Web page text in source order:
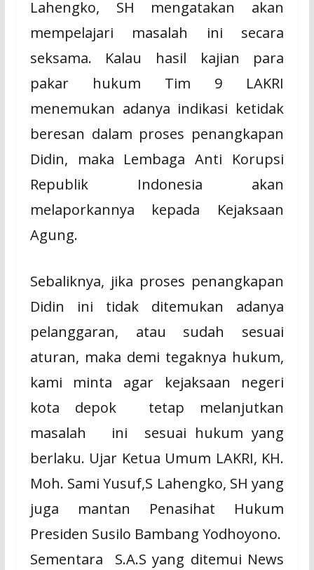
Lahengko, SH mengatakan akan
mempelajari masalah ini secara
seksama. Kalau hasil kajian para
pakar hukum Tim 9 LAKRI
menemukan adanya indikasi ketidak
beresan dalam proses penangkapan
Didin, maka Lembaga Anti Korupsi
Republik Indonesia akan
melaporkannya kepada Kejaksaan
Agung.
Sebaliknya, jika proses penangkapan
Didin ini tidak ditemukan adanya
pelanggaran, atau sudah sesuai
aturan, maka demi tegaknya hukum,
kami minta agar kejaksaan negeri
kota depok
tetap melanjutkan
masalah
ini
sesuai hukum yang
berlaku. Ujar Ketua Umum LAKRI, KH.
Moh. Sami Yusuf,S Lahengko, SH yang
juga mantan Penasihat Hukum
Presiden Susilo Bambang Yodhoyono.
Sementara
S.A.S yang ditemui News